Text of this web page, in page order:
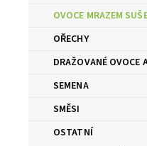
OVOCE MRAZEM
OŘECHY
DRAŽOVANÉ OVOCE
SEMENA
SMĚSI
OSTATNÍ